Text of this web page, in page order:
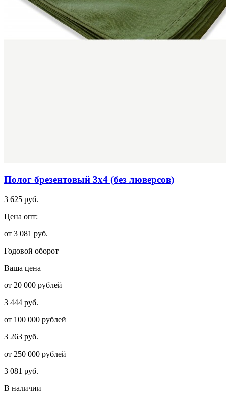
Полог брезентовый 3х4 (без люверсов)
3 625 руб.
Цена опт:
от 3 081 руб.
Годовой оборот
Ваша цена
от 20 000 рублей
3 444 руб.
от 100 000 рублей
3 263 руб.
от 250 000 рублей
3 081 руб.
В наличии